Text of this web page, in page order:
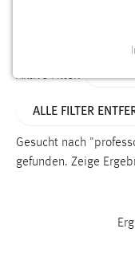
Aktive Filter:
ALLE FILTER
Gesucht nach
gefunden. Zeige
Funktionen und
cookie_consent